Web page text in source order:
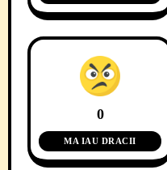
0
MA IAU DRACII